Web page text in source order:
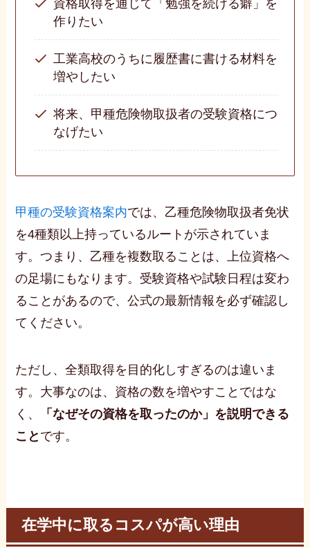
資格取得を通じて「勉強を続ける癖」を
作りたい
工業高校のうちに履歴書に書ける材料を
増やしたい
将来、甲種危険物取扱者の受験資格につ
なげたい
甲種の受験資格案内では、乙種危険物取扱者免状
を4種類以上持っているルートが示されていま
す。つまり、乙種を複数取ることは、上位資格へ
の足場にもなります。受験資格や試験日程は変わ
ることがあるので、公式の最新情報を必ず確認し
てください。
ただし、全類取得を目的化しすぎるのは違いま
す。大事なのは、資格の数を増やすことではな
く、
「なぜその資格を取ったのか」を説明できる
こと です。
在学中に取るコスパが高い理由